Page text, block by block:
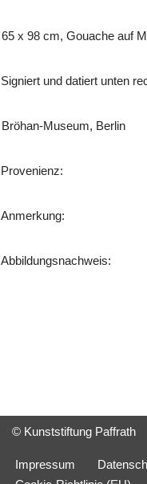
65 x 98 cm, Gouache auf
Signiert und datiert unten
Bröhan-Museum, Berlin
Provenienz:
Anmerkung:
Abbildungsnachweis:
© Kunststiftung Paffrath
Impressum